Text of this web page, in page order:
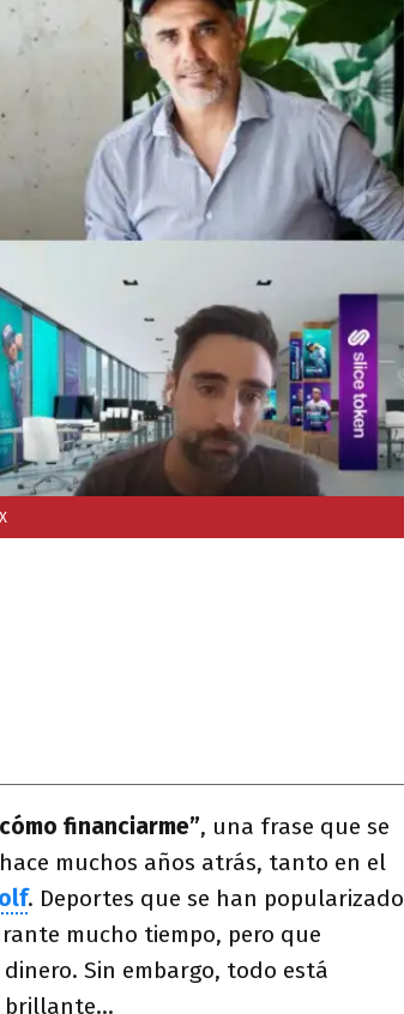
financiarme”, una frase que se
muchos años atrás, tanto en el
. Deportes que se han popularizado
mucho tiempo, pero que
Sin embargo, todo está
brillante…